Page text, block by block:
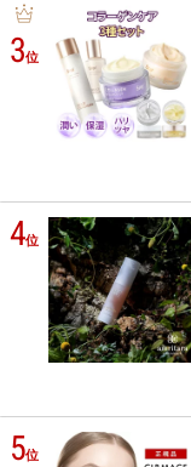
3位
4位
5位